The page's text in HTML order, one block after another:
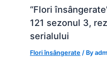
“Flori
121 sezonul 3,
serialului
Flori însângerate / By